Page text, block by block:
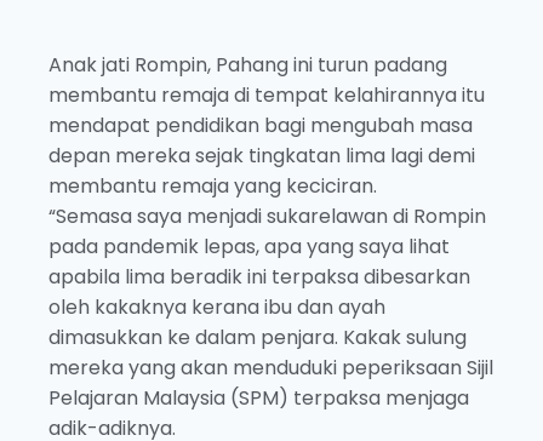
Anak jati Rompin, Pahang ini turun padang
membantu remaja di tempat kelahirannya itu
mendapat pendidikan bagi mengubah masa
depan mereka sejak tingkatan lima lagi demi
membantu remaja yang keciciran.
“Semasa saya menjadi sukarelawan di Rompin
pada pandemik lepas, apa yang saya lihat
apabila lima beradik ini terpaksa dibesarkan
oleh kakaknya kerana ibu dan ayah
dimasukkan ke dalam penjara. Kakak sulung
mereka yang akan menduduki peperiksaan Sijil
Pelajaran Malaysia (SPM) terpaksa menjaga
adik-adiknya.